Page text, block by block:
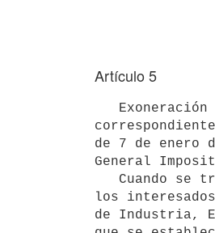
Artículo 5
de 7 de enero
General
los
de Industria,